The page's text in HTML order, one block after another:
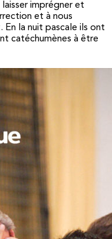
imprégner et
et à nous
En la nuit pascale ils ont
catéchumènes à être